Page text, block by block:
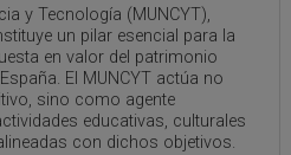
y Tecnología (MUNCYT),
un pilar esencial para la
en valor del patrimonio
El MUNCYT actúa no
sino como agente
educativas, culturales
con dichos objetivos.